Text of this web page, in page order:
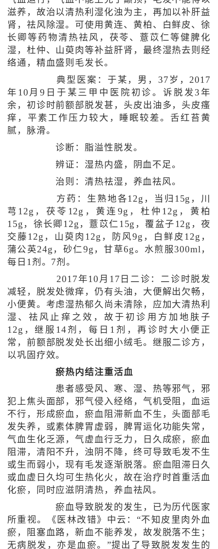
滋养，故治以清热利湿化浊为主，再加以补肝益
肾，祛风除湿。可使用黄连、黄柏、白鲜皮、徐
长卿等药物清热祛风，茯苓、薏苡仁等健脾化
湿，杜仲、山萸肉等补益肝肾，最终湿热去则经
络通，精血盛则毛发长。
典型医案：于某，男，37岁，2017
年10月9日于某三甲中医院初诊。诉脱发3年
余，初诊时前额部脱发甚，头皮出油多，头皮瘙
痒，平素工作压力较大，睡眠较差。舌红苔黄
腻，脉滑。
诊断：脂溢性脱发。
辨证：湿热内盛，阴血不足。
治则：清热祛湿，养血祛风。
方药：生熟地各12g，当归15g，川
芎12g，茯苓12g，黄连9g，杜仲12g，黄柏
15g，徐长卿12g，薏苡仁15g，覆盆子12g，夜
交藤12g，山萸肉12g，防风9g，白鲜皮12g，
蒲公英24g，砂仁9g，甘草6g。水煎服300ml，
每日1剂。7剂。
2017年10月17日二诊：二诊时脱发
减轻，脱发处微痒，仍有头油，大便解出欠畅，
小便黄。考虑湿热郁久尚未清除，应加大清热利
湿、祛风止痒之效，故于初诊用方加地肤子
12g，继服14剂，每日1剂，再诊时大小便正
常，前额部脱发处长出细小绒毛。继服二诊方，
以巩固疗效。
瘀热内结注重活血
患者感受风、寒、湿、热等邪气，邪
犯上焦头面部，邪气侵入经络，气机受阻，血运
不行，形成瘀血，瘀血阻滞新血不生，头面部毛
发失养，或素体脾胃虚弱，脾胃运化功能失常，
气血生化乏源，气虚血行乏力，日久成瘀，瘀血
阻滞，清阳不升，浊阴不降，终可导致毛发不生
或生而弱小，现有毛发逐渐脱落。瘀血阻滞日久
或血虚日久均可生热化火，故在治疗时首重活血
化瘀，同时应滋阴清热，养血祛风。
瘀血导致脱发的发生，已为历代医家
所重视。《医林改错》中云：“不知皮里肉外血
瘀，阻塞血路，新血不能养发，故发脱落不生；
无病脱发，亦是血瘀。”提出了导致脱发发生的